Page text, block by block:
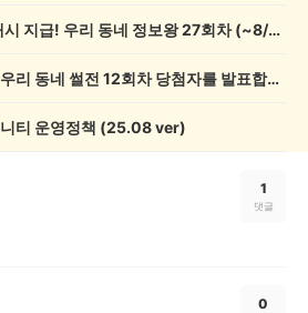
💸 전원 2,000캐시 지급! 우리 동네 정보왕 27회차 (~8/10)
💰[당첨자 발표] 우리 동네 썰전 12회차 당첨자를 발표합니다!
티 운영정책 (25.08 ver)
1
댓글
0